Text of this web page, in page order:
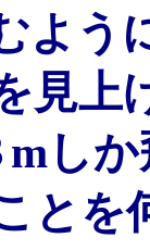
よう
見上
し
とを